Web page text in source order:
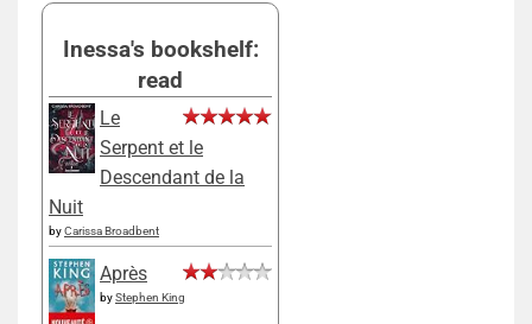
Inessa's bookshelf:
read
Le
Serpent et le
Descendant de la
Nuit
byCarissa Broadbent
Après
byStephen King